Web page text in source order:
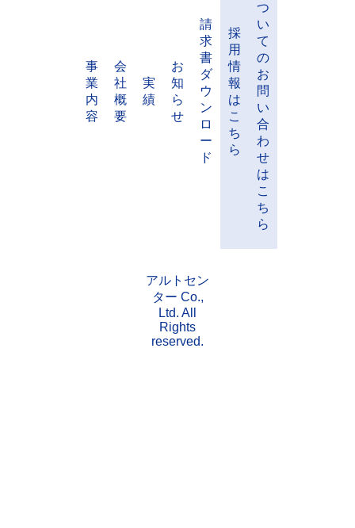
事
業
内
容
会
社
概
要
実
績
お
知
ら
せ
請
求
書
ダ
ウ
ン
ロ
ー
ド
採
用
情
報
は
こ
ち
ら
つ
い
て
の
お
問
い
合
わ
せ
は
こ
ち
ら
アルトセン
ター Co.,
Ltd. All
Rights
reserved.